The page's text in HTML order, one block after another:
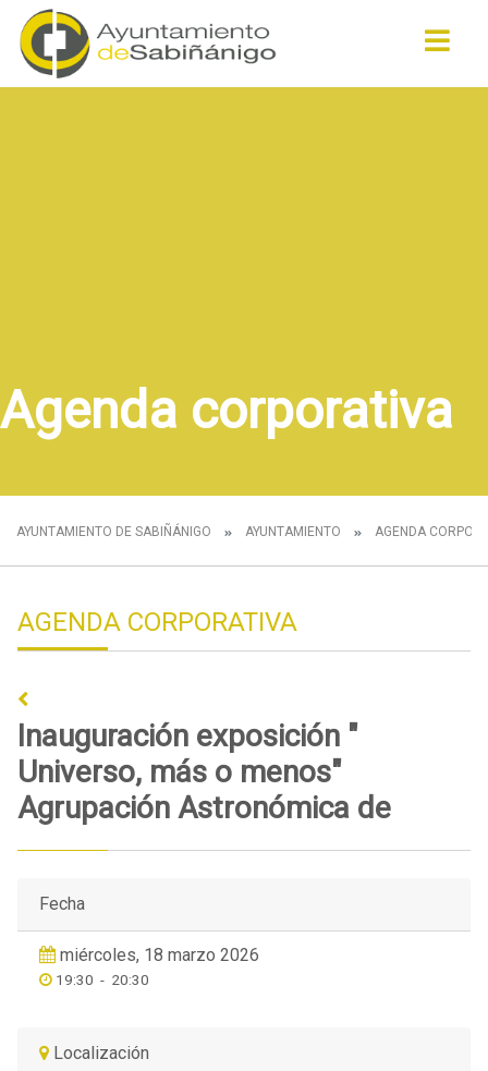
Agenda corporativa
AYUNTAMIENTO DE SABIÑÁNIGO AYUNTAMIENTO AGENDA
AGENDA CORPORATIVA
Inauguración exposición "
Universo, más o menos"
Agrupación Astronómica de
Fecha
miércoles, 18 marzo 2026
19:30 - 20:30
Localización